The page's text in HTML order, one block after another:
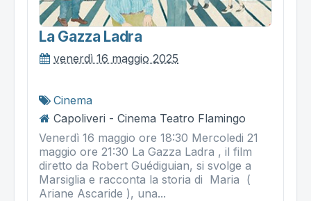
La Gazza Ladra
venerdì 16 maggio 2025
Cinema
Capoliveri - Cinema Teatro Flamingo
Venerdì 16 maggio ore 18:30 Mercoledi 21
maggio ore 21:30 La Gazza Ladra , il film
diretto da Robert Guédiguian, si svolge a
Marsiglia e racconta la storia di Maria (
Ariane Ascaride ), una...